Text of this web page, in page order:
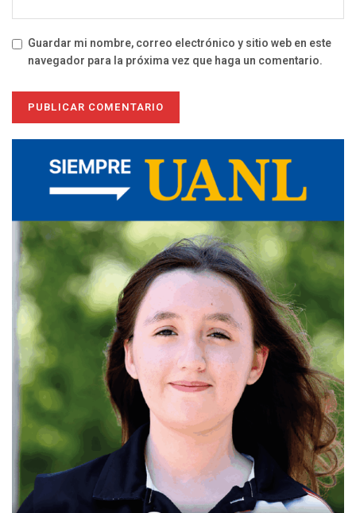
Guardar mi nombre, correo electrónico y sitio web en este
navegador para la próxima vez que haga un comentario.